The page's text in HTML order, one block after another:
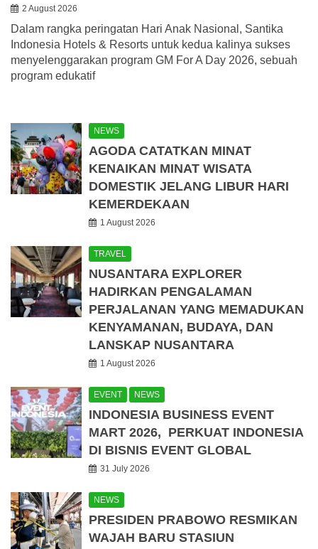
2 August 2026
Dalam rangka peringatan Hari Anak Nasional, Santika
Indonesia Hotels & Resorts untuk kedua kalinya sukses
menyelenggarakan program GM For A Day 2026, sebuah
program edukatif
NEWS
AGODA CATATKAN MINAT
KENAIKAN MINAT WISATA
DOMESTIK JELANG LIBUR HARI
KEMERDEKAAN
1 August 2026
TRAVEL
NUSANTARA EXPLORER
HADIRKAN PENGALAMAN
PERJALANAN YANG MEMADUKAN
KENYAMANAN, BUDAYA, DAN
LANSKAP NUSANTARA
1 August 2026
EVENT NEWS
INDONESIA BUSINESS EVENT
MART 2026, PERKUAT INDONESIA
DI BISNIS EVENT GLOBAL
31 July 2026
NEWS
PRESIDEN PRABOWO RESMIKAN
WAJAH BARU STASIUN